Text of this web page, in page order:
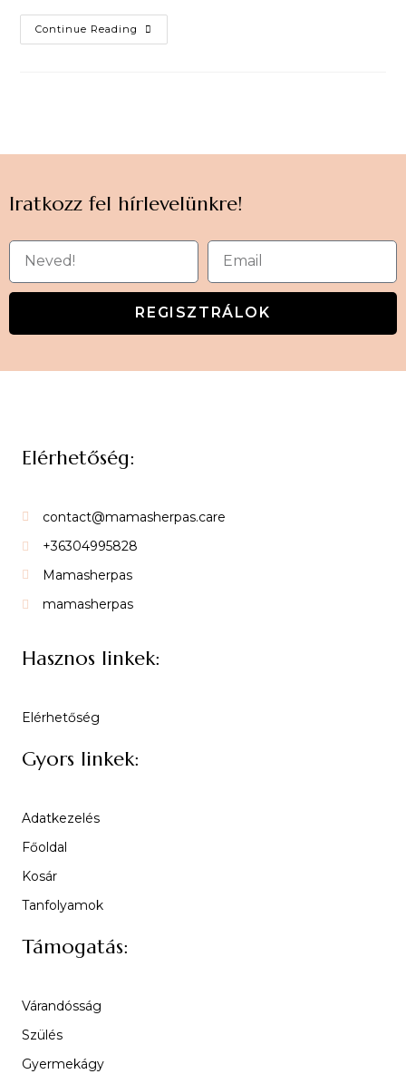
Continue Reading
Iratkozz fel hírlevelünkre!
REGISZTRÁLOK
Elérhetőség:
contact@mamasherpas.care
+36304995828
Mamasherpas
mamasherpas
Hasznos linkek:
Elérhetőség
Gyors linkek:
Adatkezelés
Főoldal
Kosár
Tanfolyamok
Támogatás:
Várandósság
Szülés
Gyermekágy